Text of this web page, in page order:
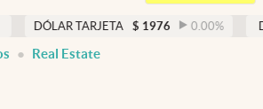
$ 1976 0.00% DÓLAR MEP
Real Estate